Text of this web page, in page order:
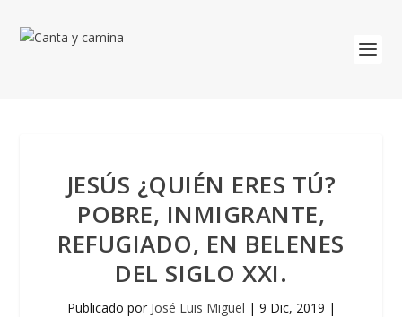
JESÚS ¿QUIÉN ERES TÚ?
POBRE, INMIGRANTE,
REFUGIADO, EN BELENES
DEL SIGLO XXI.
Publicado por José Luis Miguel | 9 Dic, 2019 |